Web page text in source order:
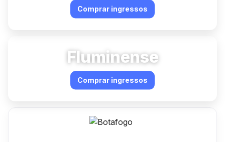
Comprar ingressos
Fluminense
Comprar ingressos